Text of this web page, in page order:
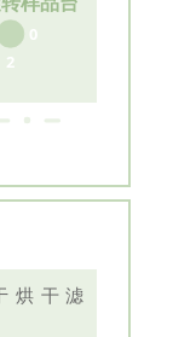
0
2
烘干滤